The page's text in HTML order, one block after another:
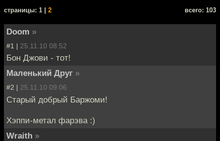
cтраницы: 1 | 2 всего: 103
Doom »
#1 | 25.11.10 08:52
Бон Джови - тот!
Маленький Друг »
#2 | 25.11.10 09:06
Старый добрый Баржоми!
Хэппи-метал фарэва :)
Wraith »